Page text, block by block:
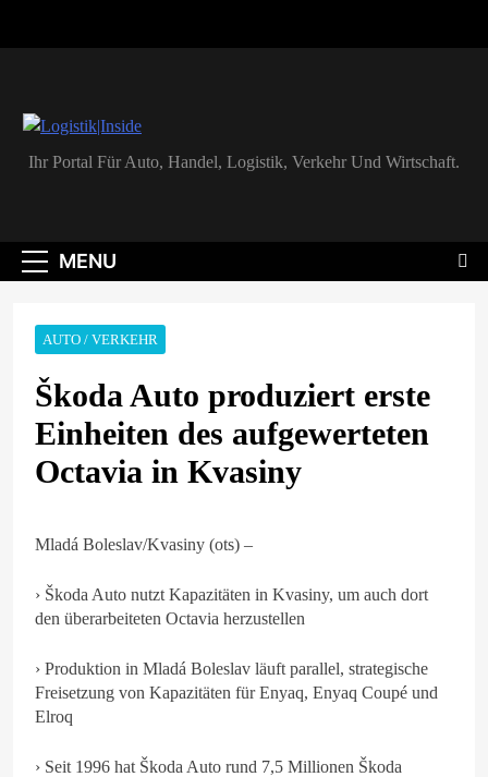
Logistik|Inside
Ihr Portal Für Auto, Handel, Logistik, Verkehr Und Wirtschaft.
MENU
AUTO / VERKEHR
Škoda Auto produziert erste
Einheiten des aufgewerteten
Octavia in Kvasiny
Mladá Boleslav/Kvasiny (ots) –
› Škoda Auto nutzt Kapazitäten in Kvasiny, um auch dort
den überarbeiteten Octavia herzustellen
› Produktion in Mladá Boleslav läuft parallel, strategische
Freisetzung von Kapazitäten für Enyaq, Enyaq Coupé und
Elroq
› Seit 1996 hat Škoda Auto rund 7,5 Millionen Škoda